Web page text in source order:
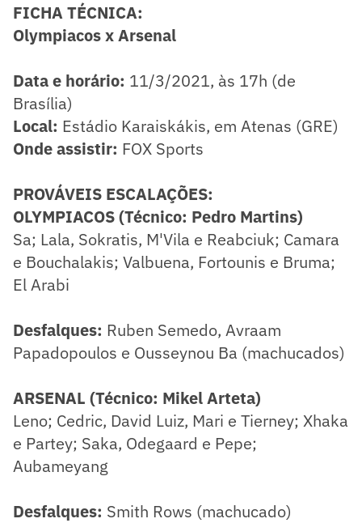
FICHA TÉCNICA:
Olympiacos x Arsenal
Data e horário: 11/3/2021, às 17h (de
Brasília)
Local: Estádio Karaiskákis, em Atenas (GRE)
Onde assistir: FOX Sports
PROVÁVEIS ESCALAÇÕES:
OLYMPIACOS (Técnico: Pedro Martins)
Sa; Lala, Sokratis, M'Vila e Reabciuk; Camara
e Bouchalakis; Valbuena, Fortounis e Bruma;
El Arabi
Desfalques: Ruben Semedo, Avraam
Papadopoulos e Ousseynou Ba (machucados)
ARSENAL (Técnico: Mikel Arteta)
Leno; Cedric, David Luiz, Mari e Tierney; Xhaka
e Partey; Saka, Odegaard e Pepe;
Aubameyang
Desfalques: Smith Rows (machucado)